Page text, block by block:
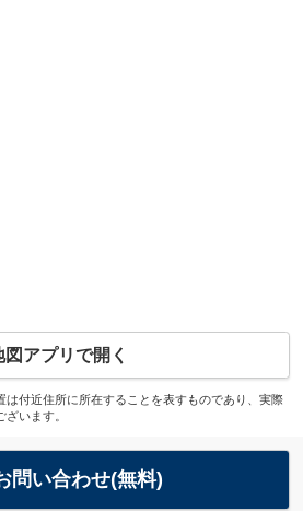
図アプリで開く
付近住所に所在することを表すものであり、実際
います。
問い合わせ(無料)